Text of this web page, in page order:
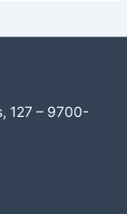
127 – 9700-